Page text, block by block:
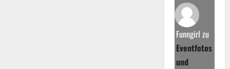
Funngirl zu
Eventfotos
und